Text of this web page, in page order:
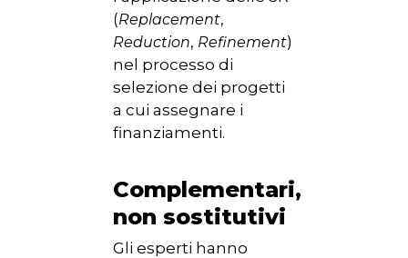
(Replacement,
Reduction, Refinement)
nel processo di
selezione dei progetti
a cui assegnare i
finanziamenti.
Complementari,
non sostitutivi
Gli esperti hanno